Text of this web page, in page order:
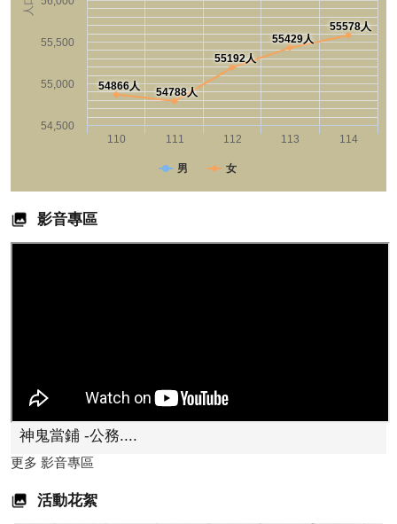
54866人 54788人
55192人
55429人
55578人
男 女
110 111 112 113 114
54,500
55,000
55,500
影音專區
神鬼當鋪 -公務....
更多 影音專區
活動花絮